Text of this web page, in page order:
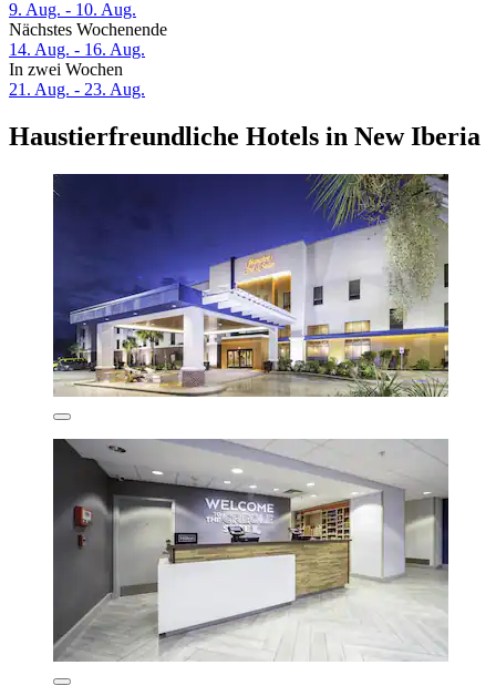
9. Aug. - 10. Aug.
Nächstes Wochenende
14. Aug. - 16. Aug.
In zwei Wochen
21. Aug. - 23. Aug.
Haustierfreundliche Hotels in New Iberia